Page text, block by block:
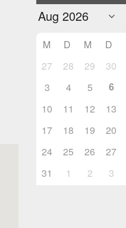
M D M D
27
28 29 30
3
4 5 6
10
11 12 13
17
18 19 20
24
25 26 27
31
1 2 3